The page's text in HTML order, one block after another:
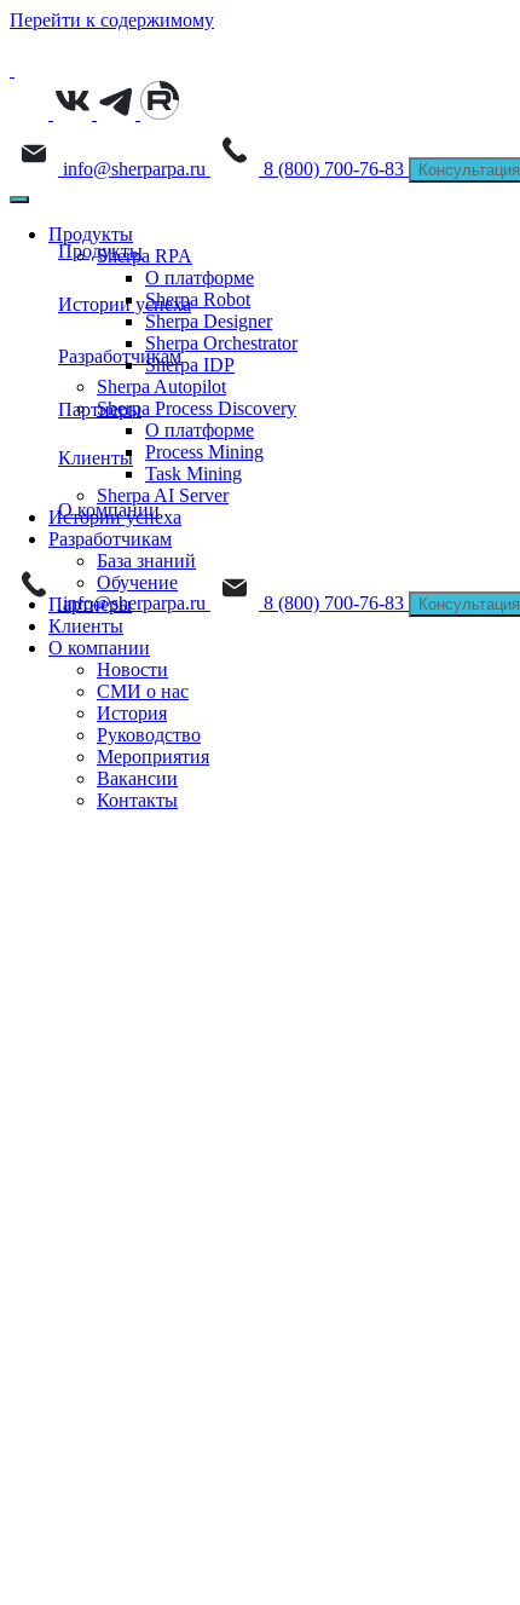
Перейти к содержимому
info@sherparpa.ru 8 (800) 700-76-83 Консультация
Продукты
Sherpa RPA
О платформе
Sherpa Robot
Sherpa Designer
Sherpa Orchestrator
Sherpa IDP
Sherpa Autopilot
Sherpa Process Discovery
О платформе
Process Mining
Task Mining
Sherpa AI Server
Истории успеха
Разработчикам
База знаний
Обучение
Партнеры
Клиенты
О компании
Новости
СМИ о нас
История
Руководство
Мероприятия
Вакансии
Контакты
Продукты
Sherpa RPA
О платформе
Sherpa Robot
Sherpa Designer
Sherpa IDP
Sherpa Autopilot
Sherpa Process Discovery
О платформе
Task Mining
Sherpa AI Server
Истории успеха
Разработчикам
База знаний
Обучение
Партнеры
Клиенты
О компании
Новости
СМИ о нас
История
Руководство
Мероприятия
Вакансии
info@sherparpa.ru 8 (800) 700-76-83 Консультация